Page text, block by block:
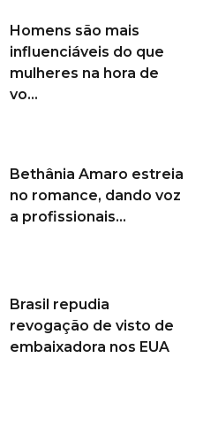
Homens são mais
influenciáveis do que
mulheres na hora de
vo...
Bethânia Amaro estreia
no romance, dando voz
a profissionais...
Brasil repudia
revogação de visto de
embaixadora nos EUA